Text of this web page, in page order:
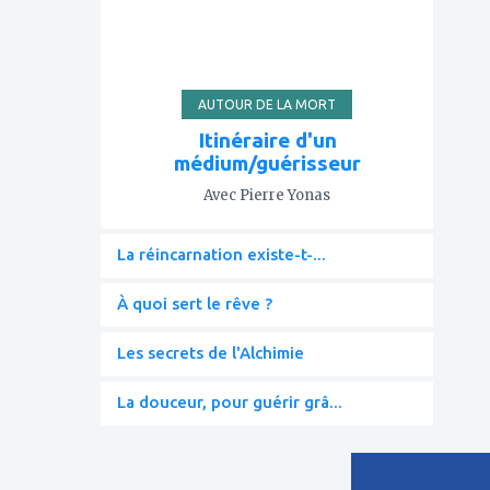
AUTOUR DE LA MORT
Itinéraire d'un
médium/guérisseur
Avec Pierre Yonas
La réincarnation existe-t-...
À quoi sert le rêve ?
Les secrets de l'Alchimie
La douceur, pour guérir grâ...